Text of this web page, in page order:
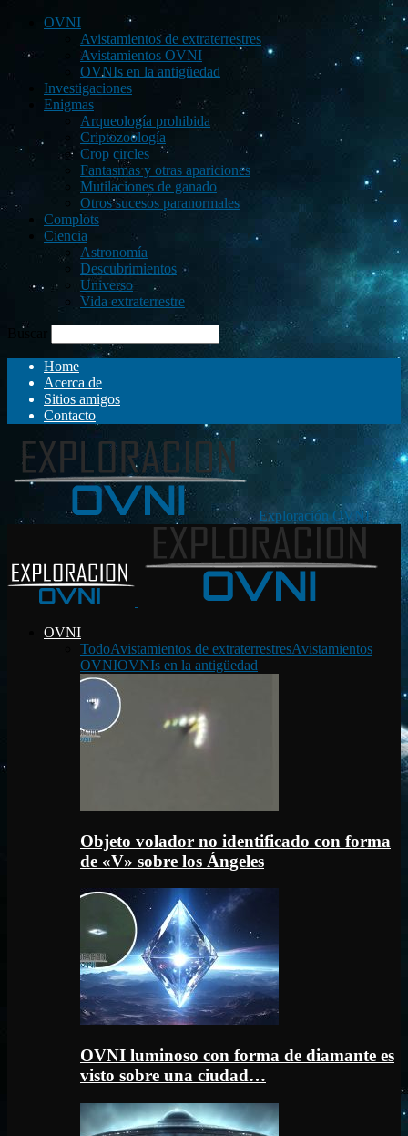
OVNI
Avistamientos de extraterrestres
Avistamientos OVNI
OVNIs en la antigüedad
Investigaciones
Enigmas
Arqueología prohibida
Criptozoología
Crop circles
Fantasmas y otras apariciones
Mutilaciones de ganado
Otros sucesos paranormales
Complots
Ciencia
Astronomía
Descubrimientos
Universo
Vida extraterrestre
Buscar
Home
Acerca de
Sitios amigos
Contacto
Exploración OVNI
OVNI
TodoAvistamientos de extraterrestresAvistamientos
OVNIOVNIs en la antigüedad
Objeto volador no identificado con forma
de «V» sobre los Ángeles
OVNI luminoso con forma de diamante es
visto sobre una ciudad…